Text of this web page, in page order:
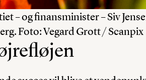
– og finansminister – Siv
Foto: Vegard Grott / Scanpix